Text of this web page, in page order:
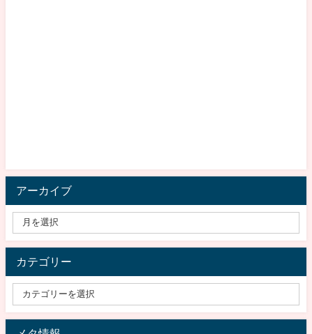
アーカイブ
カテゴリー